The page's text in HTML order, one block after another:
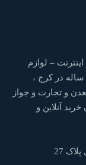
– لوازم
جانبی موبایل و کامپیوتر و لپ تاپ با سابقه 22 ساله در کرج ،
و تجارت و جواز
آنلاین و
27